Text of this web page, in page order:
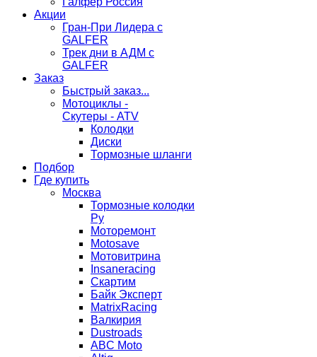
Акции
Гран-При Лидера c
GALFER
Трек дни в АДМ с
GALFER
Заказ
Быстрый заказ...
Мотоциклы -
Скутеры - ATV
Колодки
Диски
Тормозные шланги
Подбор
Где купить
Москва
Тормозные колодки
Ру
Моторемонт
Motosave
Мотовитрина
Insaneracing
Скартим
Байк Эксперт
MatrixRacing
Валкирия
Dustroads
ABC Moto